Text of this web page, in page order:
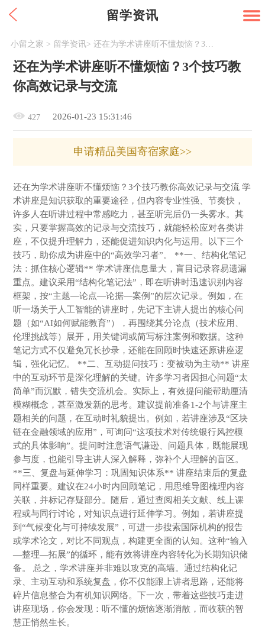
留学资讯
小留之家 > 留学资讯> 还在为学术讲座听不懂烦恼？3个技巧教你高效记录与交流
还在为学术讲座听不懂烦恼？3个技巧教
你高效记录与交流
427 2026-01-23 15:31:46
申请精品美国寄宿家庭>>
还在为学术讲座听不懂烦恼？3个技巧教你高效记录与交流 学
术讲座是知识获取的重要途径，但内容专业性强、节奏快，
许多人在听讲过程中常感吃力，甚至听完后仍一头雾水。其
实，只要掌握高效的记录与交流技巧，就能轻松应对各类讲
座，不仅提升理解力，还能促进知识内化与运用。以下三个
技巧，助你成为讲座中的“高效学习者”。 **一、结构化笔记
法：抓住核心逻辑** 学术讲座信息量大，盲目记录容易遗漏
重点。建议采用“结构化笔记法”，即在听讲时迅速识别内容
框架，按“主题—论点—论据—案例”的层次记录。例如，在
听一场关于人工智能的讲座时，先记下主讲人提出的核心问
题（如“AI如何赋能教育”），再围绕其分论点（技术应用、
伦理挑战等）展开，用关键词或简写标注案例和数据。这种
笔记方式不仅避免冗长抄录，还能在回顾时快速还原讲座逻
辑，强化记忆。 **二、互动提问技巧：变被动为主动** 讲座
中的互动环节是深化理解的关键。许多学习者因担心问题“太
简单”而沉默，错失交流机会。实际上，有效提问能帮助厘清
模糊概念，甚至激发新的思考。建议提前准备1-2个与讲座主
题相关的问题，在互动时礼貌提出。例如，若讲座涉及“区块
链在金融领域的应用”，可询问“这项技术对传统银行风控模
式的具体影响”。提问时注意语气谦逊、问题具体，既能展现
参与度，也能引导主讲人深入解释，弥补个人理解的盲区。
**三、复盘与延伸学习：巩固知识体系** 讲座结束后的复盘
同样重要。建议在24小时内回顾笔记，用思维导图梳理内容
关联，并标记存疑部分。随后，通过查阅相关文献、线上课
程或与同行讨论，对知识点进行延伸学习。例如，若讲座提
到“气候变化与可持续发展”，可进一步搜索国际机构的报告
或学术论文，对比不同观点，构建更全面的认知。这种“输入
—整理—拓展”的循环，能有效将讲座内容转化为长期知识储
备。 总之，学术讲座并非难以攻克的高墙。通过结构化记
录、主动互动和系统复盘，你不仅能跟上讲者思路，还能将
碎片信息整合为有机知识网络。下一次，带着这些技巧走进
讲座现场，你会发现：听不懂的烦恼逐渐消散，而收获的智
慧正悄然生长。